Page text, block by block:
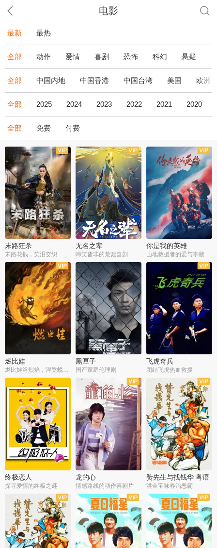
电影
最新 最热
全部 动作 爱情 喜剧 恐怖 科幻 悬疑
全部 中国内地 中国香港 中国台湾 美国 欧洲
全部 2025 2024 2023 2022 2021 2020
全部 免费 付费
末路狂杀
末路花钱，笑泪交织
无名之辈
啼笑皆非的荒诞喜剧
你是我的英雄
山地救援者的爱与奉献
燃比娃
燃比娃浴烈焰，涅槃蜕变成人
黑匣子
国产家庭伦理剧
飞虎奇兵
团结飞虎热血救援
终极恋人
探寻爱情的终极之谜
龙的心
情感路线的动作喜剧片
赞先生与找钱华 粤语
版
洪金宝咏春治恶霸